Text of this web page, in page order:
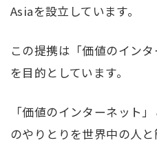
Asiaを設立しています。
この提携は「価値のイン
を目的としています。
「価値のインターネット
のやりとりを世界中の人